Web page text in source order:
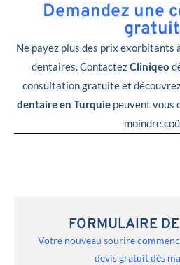
Demandez une
Ne payez plus des prix exorbitants
dentaires. ContactezCliniqeo
consultation gratuite et
dentaire en Turquie peuvent vous
moindre
FORMULAIRE
Votre nouveau sourire
devis gratuit dès